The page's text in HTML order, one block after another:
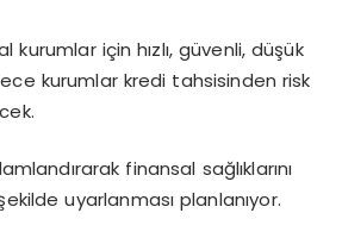
için hızlı, güvenli, düşük
kurumlar kredi tahsisinden risk
finansal sağlıklarını
uyarlanması planlanıyor.